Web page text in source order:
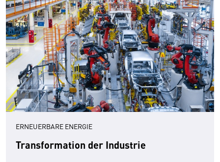
ERNEUERBARE ENERGIE
Transformation der Industrie